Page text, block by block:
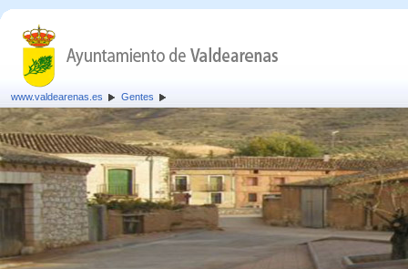
www.valdearenas.es Gentes